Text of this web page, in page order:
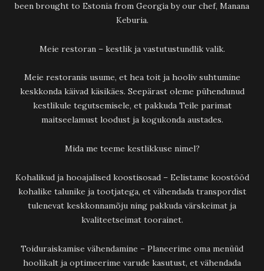
been brought to Estonia from Georgia by our chef, Manana
Keburia.
Meie restoran – kestlik ja vastutustundlik valik.
Meie restoranis usume, et hea toit ja hooliv suhtumine
keskkonda käivad käsikäes. Seepärast oleme pühendunud
kestlikule tegutsemisele, et pakkuda Teile parimat
maitseelamust loodust ja kogukonda austades.
Mida me teeme kestlikkuse nimel?
Kohalikud ja hooajalised koostisosad – Eelistame koostööd
kohalike talunike ja tootjatega, et vähendada transpordist
tulenevat keskkonnamõju ning pakkuda värskeimat ja
kvaliteetseimat toorainet.
Toiduraiskamise vähendamine – Planeerime oma menüüd
hoolikalt ja optimeerime varude kasutust, et vähendada